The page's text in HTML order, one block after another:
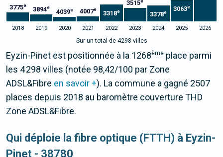
3775e
3894e
4039e 4007e
3318e
3515e
3378e 3063e
2018 2019 2020 2021 2022 2023 2024 2025 2026
Sur un total de 4298 villes
Eyzin-Pinet est positionnée à la 1268ème place parmi
les 4 298 villes (notée 98,42/100 par Zone
ADSL&Fibre en savoir +). La commune a gagné 2507
places depuis 2018 au baromètre couverture THD
Zone ADSL&Fibre.
Qui déploie la fibre optique (FTTH) à Eyzin-
Pinet - 38780